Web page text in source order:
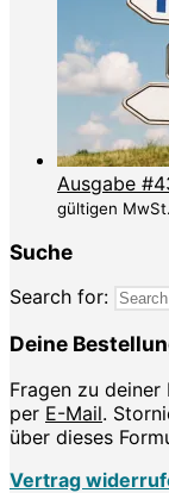
Ausgabe
gültigen MwSt.
Suche
Search for:
Deine
Fragen zu
per E-Mail.
über dieses
Vertrag